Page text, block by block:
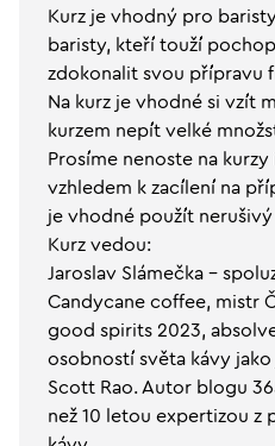
Kurz je vhodný pro
baristy, kteří touží
zdokonalit svou přípravu
Na kurz je vhodné si vzít
kurzem nepít velké
Prosíme nenoste na
vzhledem k zacílení na
je vhodné použít
Kurz vedou:
Jaroslav Slámečka -
Candycane coffee, mistr
good spirits 2023,
osobností světa kávy
Scott Rao. Autor blogu
než 10 letou expertizou